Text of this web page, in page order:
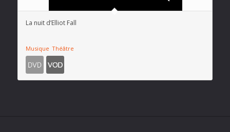
La nuit d’Elliot Fall
Musique Théâtre